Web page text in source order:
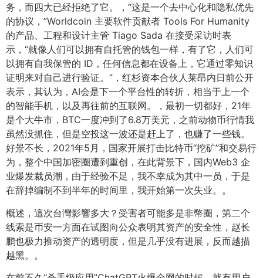
务，而四大已经拒绝了它。，“这是一个去中心化和隐私优先
的协议，”Worldcoin 主要软件贡献者 Tools For Humanity
的产品、工程和设计主管 Tiago Sada 在接受采访时表
示，“就像人们可以拥有自托管的钱包一样，有了它，人们可
以拥有自我保管的 ID，任何信息都在设备上，它通过零知识
证明来对自己进行验证。”，红杉资本合伙人莱昂内日前公开
表示，其认为，AI会是下一个平台性的转折，相当于上一个
的智能手机，以及再往前的互联网。，最初一切都好，21年
是个大牛市，BTC一度冲到了6.8万美元，之前动物币行情我
虽然没抓住，但是空投这一波还是赶上了，也赚了一些钱。
好景不长，2021年5月，国家开展打击比特币“挖矿”和交易行
为，整个中国加密圈遭到重创，在此背景下，国内Web3 企
业爆发裁员潮，由于经验不足，我不幸成为其中一员，于是
在辞掉编制不到半年的时间里，我开始第一次失业。。
概述，這次台灣影響多大？受害者可能多是非幣圈，第二个
线索是币安一方面在试图向公众表明其资产的安全性，赵长
鹏也极力推动资产的透明度，但是几乎没有进展，反而越描
越黑。。